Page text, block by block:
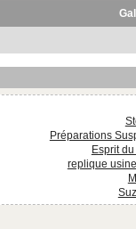
Préparations
Esprit
replique